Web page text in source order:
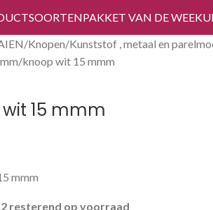
PAKKET VAN DE WEEK
Knopen Kunststof , metaal en
knoop wit 15 mmm
15 mmm
mmm
resterend op voorraad